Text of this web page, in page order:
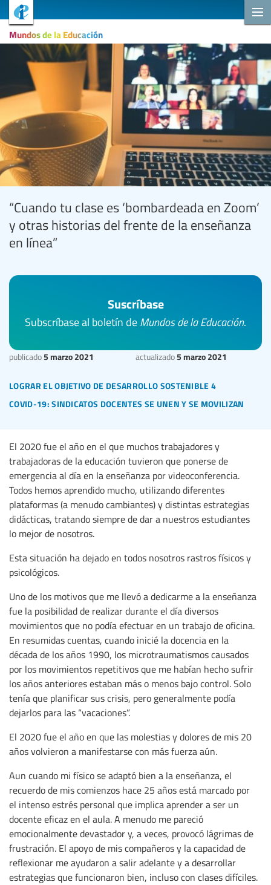
Mundos de la Educación
“Cuando tu clase es ‘bombardeada en Zoom’
y otras historias del frente de la enseñanza
en línea”
lograr el objetivo de desarrollo sostenible 4
covid-19: sindicatos docentes se unen y se movilizan
publicado5 marzo 2021 actualizado5 marzo 2021
Suscríbase
Subscríbase al boletín de Mundos de la Educación.
El 2020 fue el año en el que muchos trabajadores y
trabajadoras de la educación tuvieron que ponerse de
emergencia al día en la enseñanza por videoconferencia.
Todos hemos aprendido mucho, utilizando diferentes
plataformas (a menudo cambiantes) y distintas estrategias
didácticas, tratando siempre de dar a nuestros estudiantes
lo mejor de nosotros.
Esta situación ha dejado en todos nosotros rastros físicos y
psicológicos.
Uno de los motivos que me llevó a dedicarme a la enseñanza
fue la posibilidad de realizar durante el día diversos
movimientos que no podía efectuar en un trabajo de oficina.
En resumidas cuentas, cuando inicié la docencia en la
década de los años 1990, los microtraumatismos causados
por los movimientos repetitivos que me habían hecho sufrir
los años anteriores estaban más o menos bajo control. Solo
tenía que planificar sus crisis, pero generalmente podía
dejarlos para las “vacaciones”.
El 2020 fue el año en que las molestias y dolores de mis 20
años volvieron a manifestarse con más fuerza aún.
Aun cuando mi físico se adaptó bien a la enseñanza, el
recuerdo de mis comienzos hace 25 años está marcado por
el intenso estrés personal que implica aprender a ser un
docente eficaz en el aula. A menudo me pareció
emocionalmente devastador y, a veces, provocó lágrimas de
frustración. El apoyo de mis compañeros y la capacidad de
reflexionar me ayudaron a salir adelante y a desarrollar
estrategias que funcionaron bien, incluso con clases difíciles.